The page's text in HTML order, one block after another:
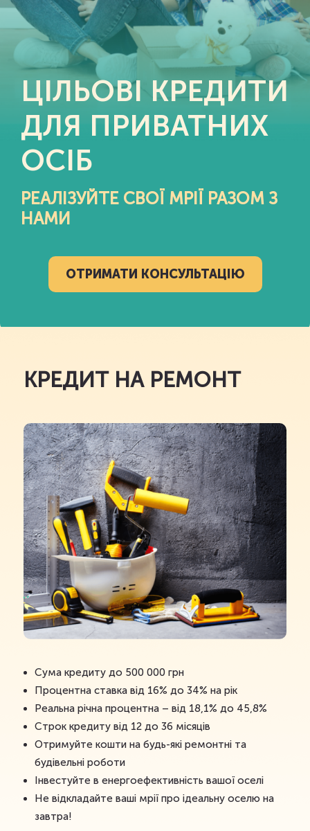
ЦІЛЬОВІ КРЕДИТИ
ДЛЯ ПРИВАТНИХ
ОСІБ
РЕАЛІЗУЙТЕ СВОЇ МРІЇ РАЗОМ З
НАМИ
ОТРИМАТИ КОНСУЛЬТАЦІЮ
КРЕДИТ НА РЕМОНТ
Сума кредиту до 500 000 грн
Процентна ставка від 16% до 34% на рік
Реальна річна процентна – від 18,1% до 45,8%
Строк кредиту від 12 до 36 місяців
Отримуйте кошти на будь-які ремонтні та
будівельні роботи
Інвестуйте в енергоефективність вашої оселі
Не відкладайте ваші мрії про ідеальну оселю на
завтра!